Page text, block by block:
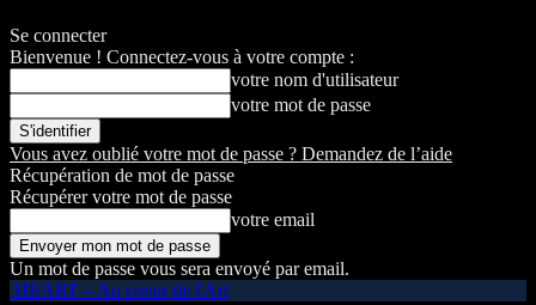
Se connecter
Bienvenue ! Connectez-vous à votre compte :
votre nom d'utilisateur
votre mot de passe
Vous avez oublié votre mot de passe ? Demandez de l’aide
Récupération de mot de passe
Récupérer votre mot de passe
votre email
Un mot de passe vous sera envoyé par email.
HEART – Au coeur de l'Art